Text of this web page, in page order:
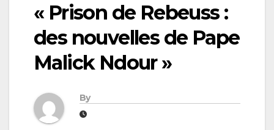
« Prison de Rebeuss :
des nouvelles de Pape
Malick Ndour »
By